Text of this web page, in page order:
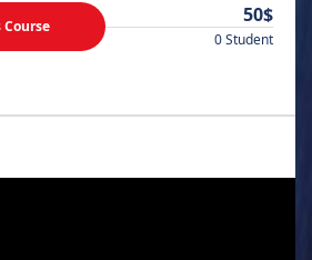
Course 50$
0 Student